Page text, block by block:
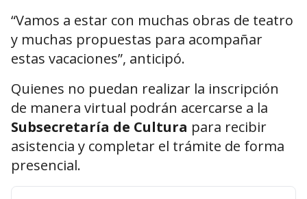
“Vamos a estar con muchas obras de teatro
y muchas propuestas para acompañar
estas vacaciones”, anticipó.
Quienes no puedan realizar la inscripción
de manera virtual podrán acercarse a la
Subsecretaría de Cultura para recibir
asistencia y completar el trámite de forma
presencial.